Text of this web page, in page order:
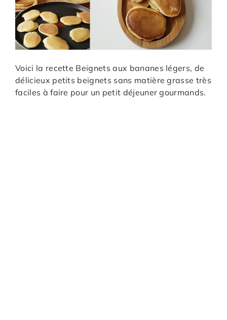
Voici la recette Beignets aux bananes légers, de
délicieux petits beignets sans matière grasse très
faciles à faire pour un petit déjeuner gourmands.